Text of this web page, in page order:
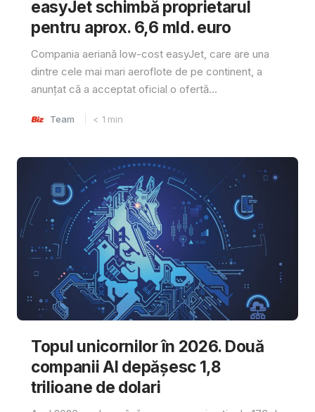
easyJet schimbă proprietarul
pentru aprox. 6,6 mld. euro
Compania aeriană low-cost easyJet, care are una
dintre cele mai mari aeroflote de pe continent, a
anunțat că a acceptat oficial o ofertă...
Team < 1 min
Topul unicornilor în 2026. Două
companii AI depășesc 1,8
trilioane de dolari